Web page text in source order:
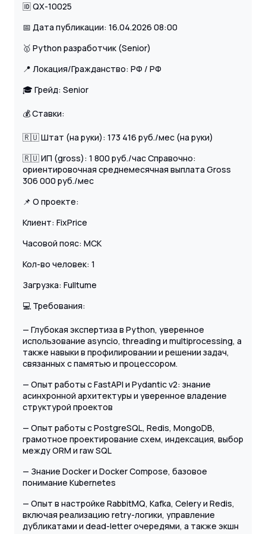
🆔 QX-10025
📅 Дата публикации: 16.04.2026 08:00
🥇 Python разработчик (Senior)
📍 Локация/Гражданство: РФ / РФ
🎓 Грейд: Senior
💰 Ставки:
🇷🇺 Штат (на руки): 173 416 руб./мес (на руки)
🇷🇺 ИП (gross): 1 800 руб./час Справочно:
ориентировочная среднемесячная выплата Gross
306 000 руб./мес
📌 О проекте:
Клиент: FixPrice
Часовой пояс: МСК
Кол-во человек: 1
Загрузка: Fulltume
💻 Требования:
— Глубокая экспертиза в Python, уверенное
использование asyncio, threading и multiprocessing, а
также навыки в профилировании и решении задач,
связанных с памятью и процессором.
— Опыт работы с FastAPI и Pydantic v2: знание
асинхронной архитектуры и уверенное владение
структурой проектов
— Опыт работы с PostgreSQL, Redis, MongoDB,
грамотное проектирование схем, индексация, выбор
между ORM и raw SQL
— Знание Docker и Docker Compose, базовое
понимание Kubernetes
— Опыт в настройке RabbitMQ, Kafka, Celery и Redis,
включая реализацию retry-логики, управление
дубликатами и dead-letter очередями, а также экшн